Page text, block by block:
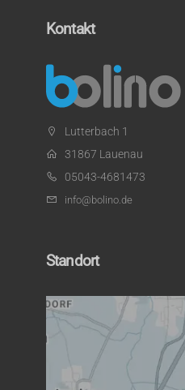
Kontakt
Lutterbach 1
31867 Lauenau
05043-4681473
info@bolino.de
Standort